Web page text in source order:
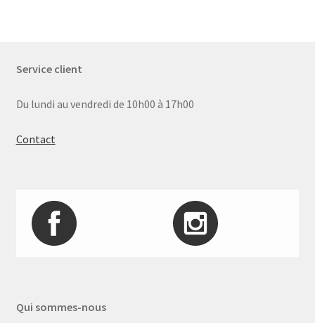
Service client
Du lundi au vendredi de 10h00 à 17h00
Contact
Qui sommes-nous